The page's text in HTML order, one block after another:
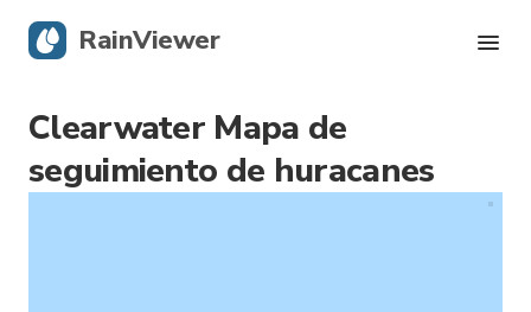
Clearwater Mapa de
seguimiento de huracanes
RainViewer
Radar en vivo
Seguimiento de huracanes